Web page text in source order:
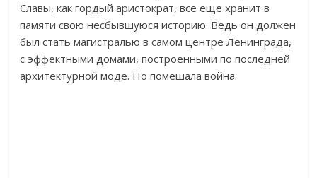
Славы, как гордый аристократ, все еще хранит в
памяти свою несбывшуюся историю. Ведь он должен
был стать магистралью в самом центре Ленинграда,
с эффектными домами, построенными по последней
архитектурной моде. Но помешала война.